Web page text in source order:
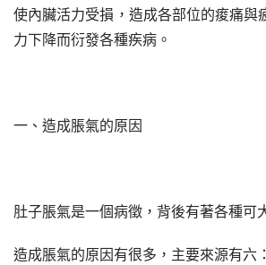
使內臟活力受損，造成各部位的痠痛與
力下降而衍發各種疾病。
一、造成脹氣的原因
肚子脹氣是一個病徵，背後有著各種可
造成脹氣的原因有很多，主要來源有六：